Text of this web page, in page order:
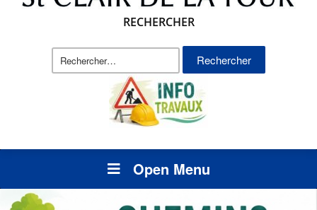
RECHERCHER
Rechercher :
Open Menu